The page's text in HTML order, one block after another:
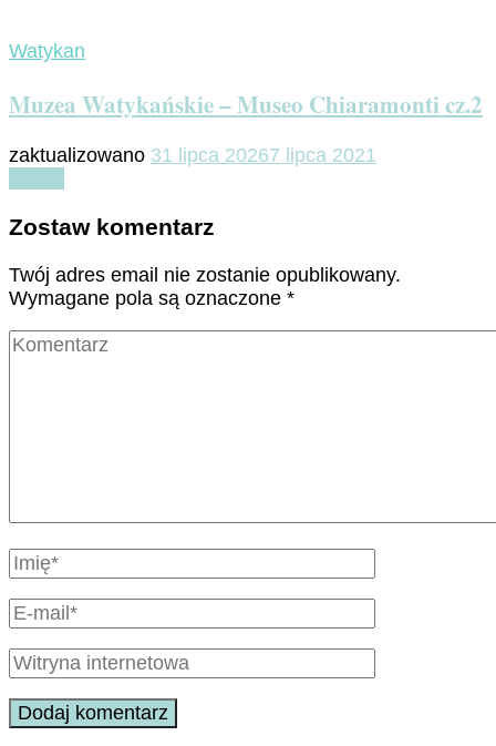
Watykan
Muzea Watykańskie – Museo Chiaramonti cz.2
zaktualizowano 31 lipca 20267 lipca 2021
Zostaw komentarz
Twój adres email nie zostanie opublikowany.
Wymagane pola są oznaczone *